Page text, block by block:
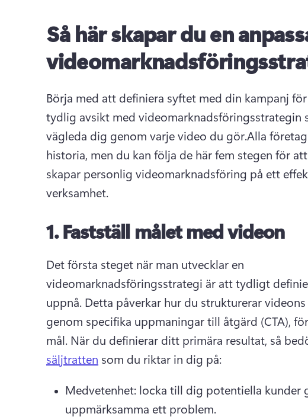
Så här skapar du en
Börja med att definiera syftet med din kampanj
tydlig avsikt med videomarknadsföringsstrategin
vägleda dig genom varje video du gör.Alla
historia, men du kan följa de här fem stegen för
skapar personlig videomarknadsföring på ett
verksamhet.
1.Fastställ målet med videon
Det första steget när man utvecklar en
videomarknadsföringsstrategi är att tydligt
uppnå. Detta påverkar hur du strukturerar
genom specifika uppmaningar till åtgärd (CTA),
mål. När du definierar ditt primära resultat, så
säljtratten som du riktar in dig på:
Medvetenhet: locka till dig potentiella kunder
uppmärksamma ett problem.